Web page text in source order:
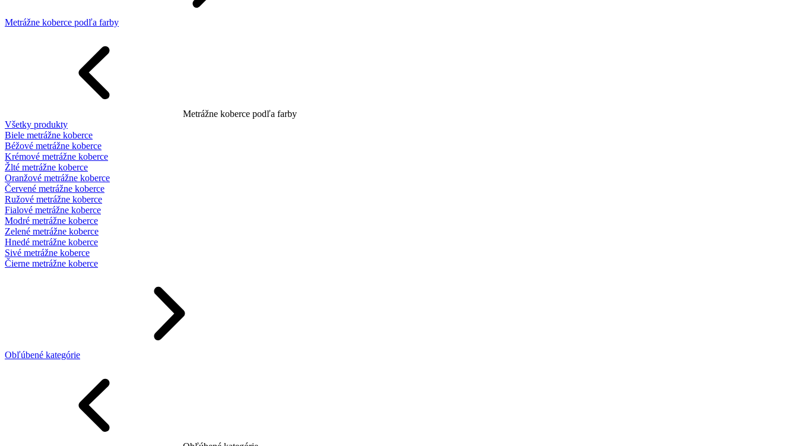
Metrážne koberce podľa farby
Metrážne koberce podľa farby
Všetky produkty
Biele metrážne koberce
Béžové metrážne koberce
Krémové metrážne koberce
Žlté metrážne koberce
Oranžové metrážne koberce
Červené metrážne koberce
Ružové metrážne koberce
Fialové metrážne koberce
Modré metrážne koberce
Zelené metrážne koberce
Hnedé metrážne koberce
Sivé metrážne koberce
Čierne metrážne koberce
Obľúbené kategórie